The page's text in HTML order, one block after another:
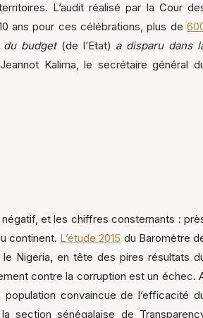
L’audit réalisé par la Cour
ans pour ces célébrations, plus de
du budget (de l’Etat) a disparu dans
Kalima, le secrétaire général
et les chiffres consternants :
continent. L’étude 2015 du Baromètre
Nigeria, en tête des pires résultats
contre la corruption est un échec.
convaincue de l’efficacité
section sénégalaise de